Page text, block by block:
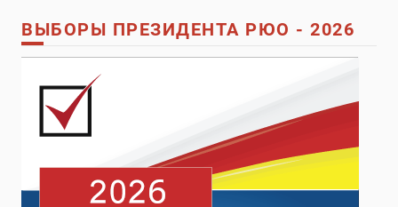
ВЫБОРЫ ПРЕЗИДЕНТА РЮО - 2026